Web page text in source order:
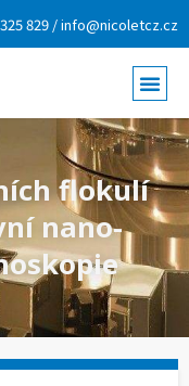
829 / info@nicoletcz.cz
flokulí
nano-